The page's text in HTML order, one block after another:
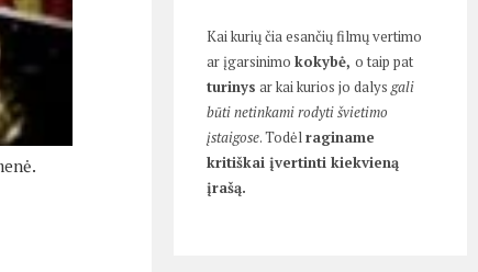
Kai kurių čia esančių filmų vertimo
ar įgarsinimokokybė,o taip pat
turinys ar kai kurios jo dalysgali
būti netinkami rodyti švietimo
įstaigose. Todėlraginame
kritiškai įvertinti kiekvieną
įrašą.